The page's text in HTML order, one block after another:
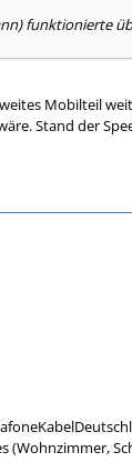
funktionierte
Mobilteil
Stand der
(Wohnzimmer,